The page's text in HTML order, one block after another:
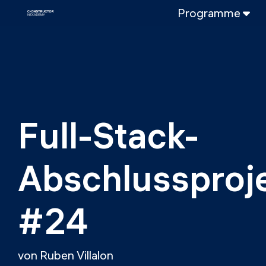
Programme
DevOps
LLMOps
Full-Stack-
#24
von Ruben Villalon